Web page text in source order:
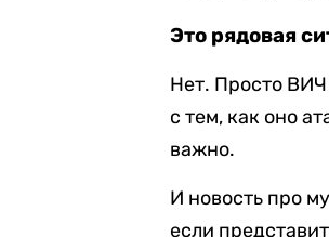
Это рядовая
Нет. Просто
с тем, как оно
важно.
И новость про
если